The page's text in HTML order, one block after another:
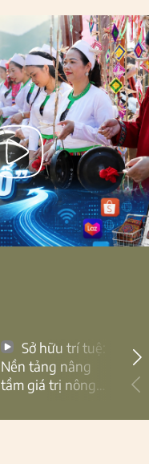
Nền tảng nâng
tầm giá trị nông